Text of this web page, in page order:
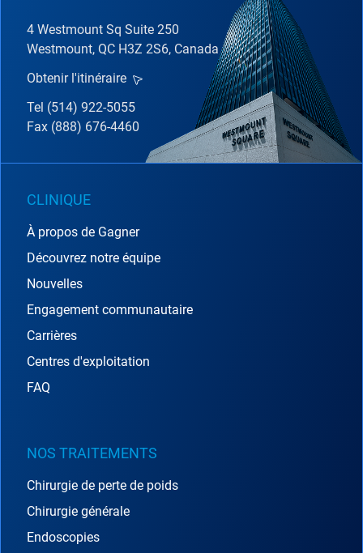
4 Westmount Sq Suite 250
Westmount, QC H3Z 2S6, Canada
Obtenir l'itinéraire
Tel (514) 922-5055
Fax (888) 676-4460
CLINIQUE
À propos de Gagner
Découvrez notre équipe
Nouvelles
Engagement communautaire
Carrières
Centres d'exploitation
FAQ
NOS TRAITEMENTS
Chirurgie de perte de poids
Chirurgie générale
Endoscopies